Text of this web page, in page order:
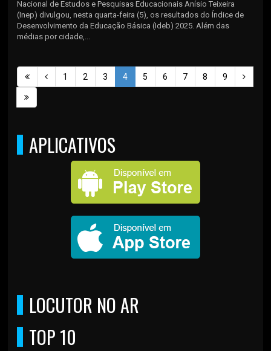
Nacional de Estudos e Pesquisas Educacionais Anísio Teixeira
(Inep) divulgou, nesta quarta-feira (5), os resultados do Índice de
Desenvolvimento da Educação Básica (Ideb) 2025. Além das
médias por cidade,...
1 2 3 4 5 6 7 8 9
APLICATIVOS
LOCUTOR NO AR
TOP 10